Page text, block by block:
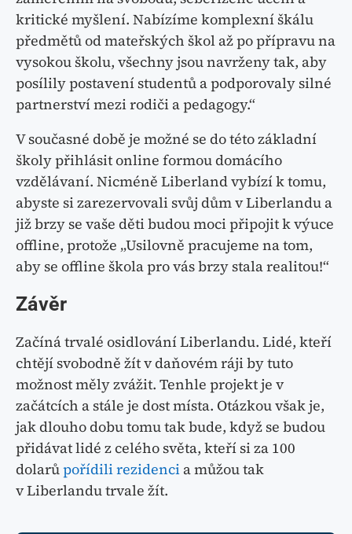
kritické myšlení. Nabízíme komplexní škálu
předmětů od mateřských škol až po přípravu na
vysokou školu, všechny jsou navrženy tak, aby
posílily postavení studentů a podporovaly silné
partnerství mezi rodiči a pedagogy.“
V současné době je možné se do této základní
školy přihlásit online formou domácího
vzdělávaní. Nicméně Liberland vybízí k tomu,
abyste si zarezervovali svůj dům v Liberlandu a
již brzy se vaše děti budou moci připojit k výuce
offline, protože „Usilovně pracujeme na tom,
aby se offline škola pro vás brzy stala realitou!“
Závěr
Začíná trvalé osidlování Liberlandu. Lidé, kteří
chtějí svobodně žít v daňovém ráji by tuto
možnost měly zvážit. Tenhle projekt je v
začátcích a stále je dost místa. Otázkou však je,
jak dlouho dobu tomu tak bude, když se budou
přidávat lidé z celého světa, kteří si za 100
dolarůpořídili rezidenci a můžou tak
v Liberlandu trvale žít.